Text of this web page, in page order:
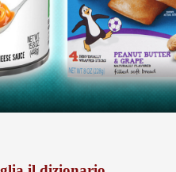
Video